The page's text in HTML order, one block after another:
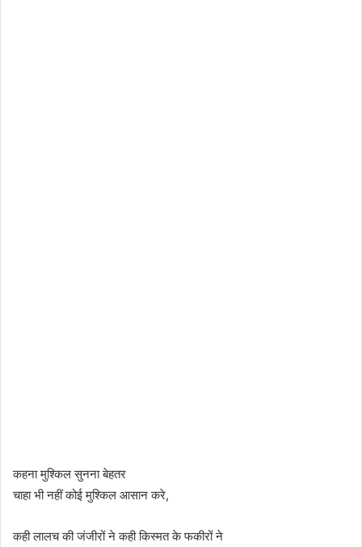
कहना मुश्किल सुनना बेहतर
चाहा भी नहीं कोई मुश्किल आसान करे,
कही लालच की जंजीरों ने कही किस्मत के फकीरों ने